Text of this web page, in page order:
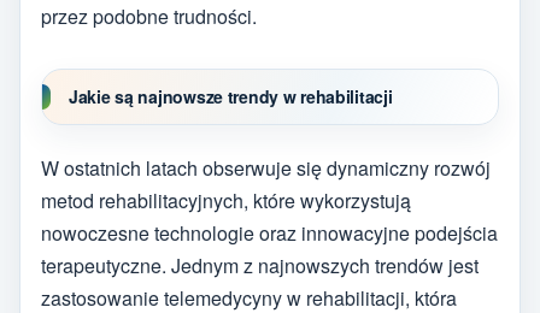
przez podobne trudności.
Jakie są najnowsze trendy w rehabilitacji
W ostatnich latach obserwuje się dynamiczny rozwój
metod rehabilitacyjnych, które wykorzystują
nowoczesne technologie oraz innowacyjne podejścia
terapeutyczne. Jednym z najnowszych trendów jest
zastosowanie telemedycyny w rehabilitacji, która